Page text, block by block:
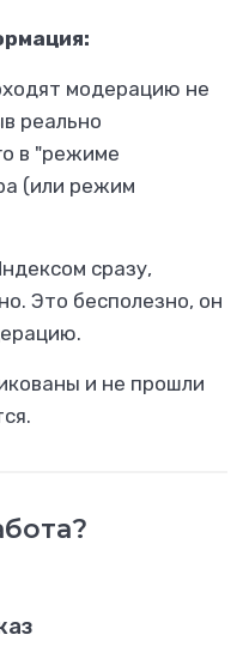
модерацию не
реально
в "режиме
(или режим
сразу,
Это бесполезно, он
и не прошли